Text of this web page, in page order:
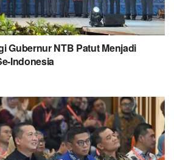
Gubernur NTB Patut Menjadi
Indonesia